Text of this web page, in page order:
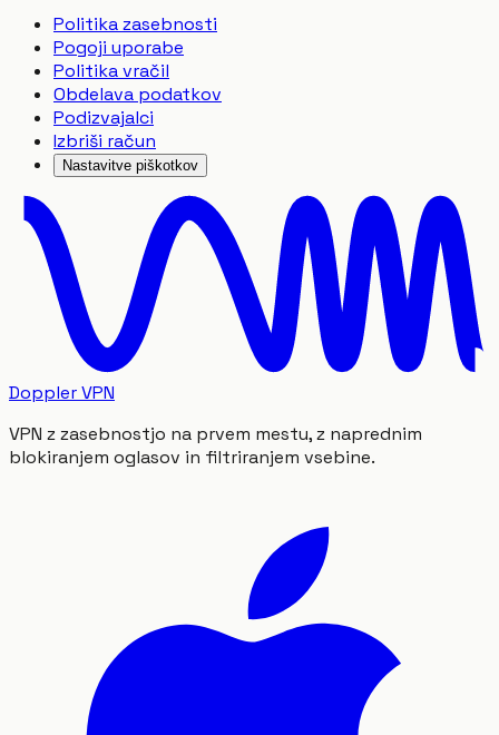
Politika zasebnosti
Pogoji uporabe
Politika vračil
Obdelava podatkov
Podizvajalci
Izbriši račun
Nastavitve piškotkov
Doppler VPN
VPN z zasebnostjo na prvem mestu, z naprednim
blokiranjem oglasov in filtriranjem vsebine.